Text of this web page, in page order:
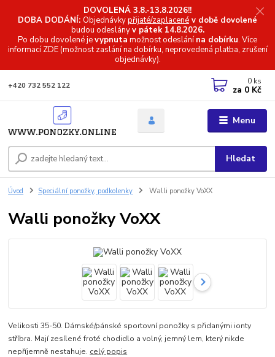
DOVOLENÁ 3.8.-13.8.2026!!
DOBA DODÁNÍ: Objednávkypřijaté/zaplacené v době dovolené
budou odeslányv pátek 14.8.2026.
Po dobu dovolené jevypnuta možnost odeslánína dobírku. Více
informacíZDE (možnost zaslání na dobírku, neprovedená platba, zrušení
objednávky).
Menu
Hledat
+420 732 552 122 0 ks
za 0 Kč
Úvod Speciální ponožky, podkolenky Walli ponožky VoXX
Walli ponožky VoXX
Velikosti 35-50. Dámské/pánské sportovní ponožky s přidanými ionty
stříbra. Mají zesílené froté chodidlo a volný, jemný lem, který nikde
nepříjemně nestahuje. celý popis